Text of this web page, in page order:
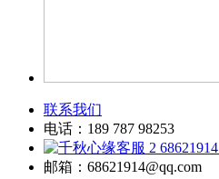
联系我们
电话：189 787 98253
68621914
邮箱：68621914@qq.com